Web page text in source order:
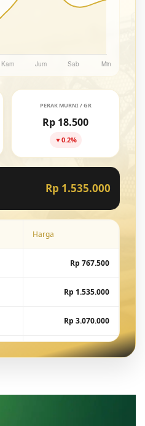
PERAK MURNI / GR
Rp 18.500
▼0.2%
Rp 1.535.000
Harga
Rp 767.500
Rp 1.535.000
Rp 3.070.000
Rp 7.675.000